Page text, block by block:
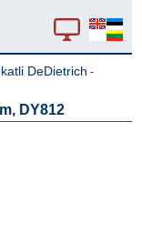
DeDietrich -
DY812